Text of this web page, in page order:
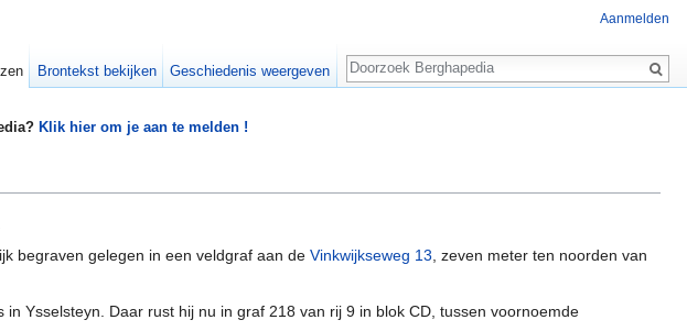
Klik hier om je aan te melden !
begraven gelegen in een veldgraf aan de Vinkwijkseweg 13, zeven meter ten noorden van
Ysselsteyn. Daar rust hij nu in graf 218 van rij 9 in blok CD, tussen voornoemde
Aanmelden
Brontekst bekijken Geschiedenis weergeven
Zoeken